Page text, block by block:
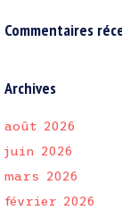
Commentaires
Archives
août 2026
juin 2026
mars 2026
février 2026